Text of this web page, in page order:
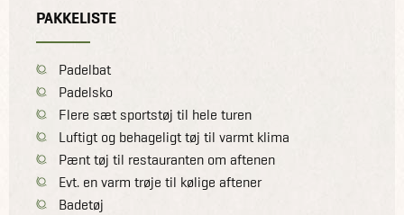
PAKKELISTE
Padelbat
Padelsko
Flere sæt sportstøj til hele turen
Luftigt og behageligt tøj til varmt klima
Pænt tøj til restauranten om aftenen
Evt. en varm trøje til kølige aftener
Badetøj